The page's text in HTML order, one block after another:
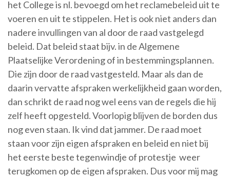
het College is nl. bevoegd om het reclamebeleid uit te
voeren en uit te stippelen. Het is ook niet anders dan
nadere invullingen van al door de raad vastgelegd
beleid. Dat beleid staat bijv. in de Algemene
Plaatselijke Verordening of in bestemmingsplannen.
Die zijn door de raad vastgesteld. Maar als dan de
daarin vervatte afspraken werkelijkheid gaan worden,
dan schrikt de raad nog wel eens van de regels die hij
zelf heeft opgesteld. Voorlopig blijven de borden dus
nog even staan. Ik vind dat jammer. De raad moet
staan voor zijn eigen afspraken en beleid en niet bij
het eerste beste tegenwindje of protestje weer
terugkomen op de eigen afspraken. Dus voor mij mag